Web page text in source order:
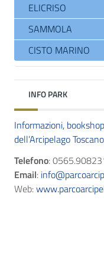
ELICRISO
SAMMOLA
CISTO MARINO
INFO PARK
Informazioni,
dell’Arcipelago Toscano
Telefono:
Email:
Web: